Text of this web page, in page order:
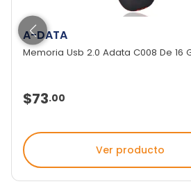
A-DATA
Memoria Usb 2.0 Adata C008 De 16
$73.00
Ver producto